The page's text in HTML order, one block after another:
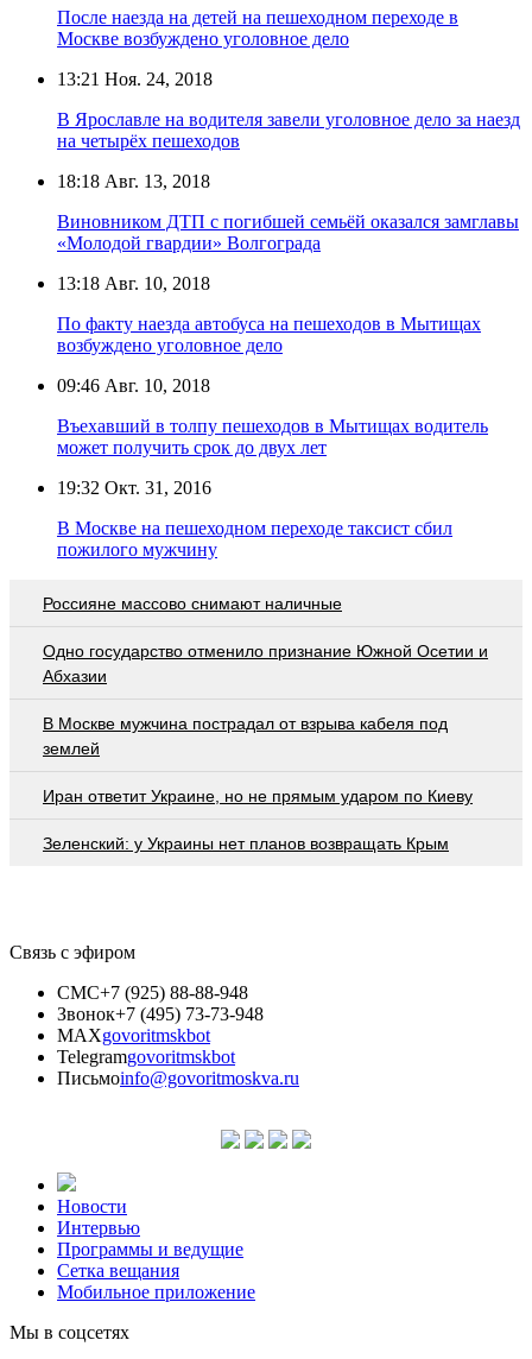
После наезда на детей на пешеходном переходе в
Москве возбуждено уголовное дело
13:21 Ноя. 24, 2018
В Ярославле на водителя завели уголовное дело за наезд
на четырёх пешеходов
18:18 Авг. 13, 2018
Виновником ДТП с погибшей семьёй оказался замглавы
«Молодой гвардии» Волгограда
13:18 Авг. 10, 2018
По факту наезда автобуса на пешеходов в Мытищах
возбуждено уголовное дело
09:46 Авг. 10, 2018
Въехавший в толпу пешеходов в Мытищах водитель
может получить срок до двух лет
19:32 Окт. 31, 2016
В Москве на пешеходном переходе таксист сбил
пожилого мужчину
Россияне массово снимают наличные
Одно государство отменило признание Южной Осетии и
Абхазии
В Москве мужчина пострадал от взрыва кабеля под
землей
Иран ответит Украине, но не прямым ударом по Киеву
Зеленский: у Украины нет планов возвращать Крым
Связь с эфиром
СМС+7 (925) 88-88-948
Звонок+7 (495) 73-73-948
MAXgovoritmskbot
Telegramgovoritmskbot
Письмоinfo@govoritmoskva.ru
Новости
Интервью
Программы и ведущие
Сетка вещания
Мобильное приложение
Мы в соцсетях